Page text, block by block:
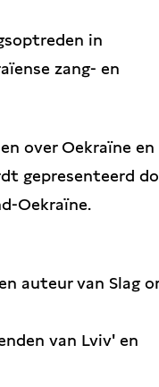
in
zang- en
over Oekraïne en
gepresenteerd
Oekraïne.
auteur van Slag
van Lviv' en